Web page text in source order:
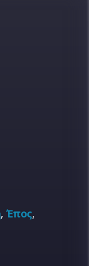
,Έπος,